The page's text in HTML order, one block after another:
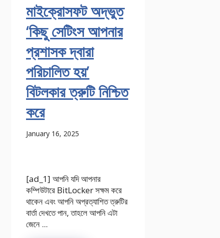
মাইক্রোসফট অদ্ভুত
‘কিছু সেটিংস আপনার
প্রশাসক দ্বারা
পরিচালিত হয়’
বিটলকার ত্রুটি নিশ্চিত
করে
January 16, 2025
[ad_1] আপনি যদি আপনার
কম্পিউটারে BitLocker সক্ষম করে
থাকেন এবং আপনি অপ্রত্যাশিত ত্রুটির
বার্তা দেখতে পান, তাহলে আপনি এটা
জেনে ...